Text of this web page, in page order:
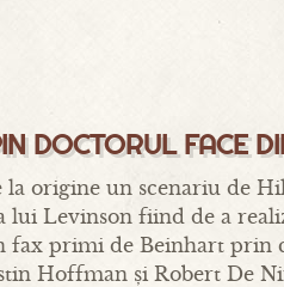
DOCTORUL FACE
origine un scenariu de
Levinson fiind de a
fax primi de Beinhart prin
Hoffman și Robert De